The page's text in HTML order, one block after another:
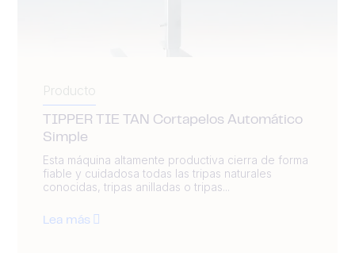
Producto
TIPPER TIE TAN Cortapelos Automático
Simple
Esta máquina altamente productiva cierra de forma
fiable y cuidadosa todas las tripas naturales
conocidas, tripas anilladas o tripas...
Lea más